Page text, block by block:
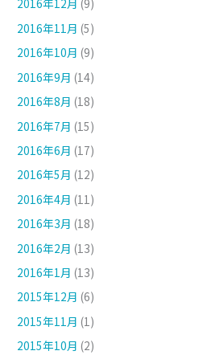
2016年12月 (9)
2016年11月 (5)
2016年10月 (9)
2016年9月 (14)
2016年8月 (18)
2016年7月 (15)
2016年6月 (17)
2016年5月 (12)
2016年4月 (11)
2016年3月 (18)
2016年2月 (13)
2016年1月 (13)
2015年12月 (6)
2015年11月 (1)
2015年10月 (2)